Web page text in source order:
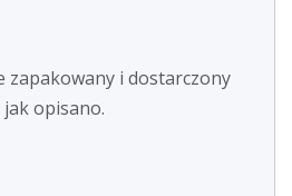
zapakowany i dostarczony
jak opisano.